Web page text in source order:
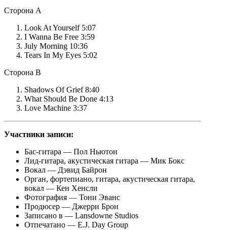
Сторона A
Look At Yourself 5:07
I Wanna Be Free 3:59
July Morning 10:36
Tears In My Eyes 5:02
Сторона B
Shadows Of Grief 8:40
What Should Be Done 4:13
Love Machine 3:37
Участники записи:
Бас-гитара — Пол Ньютон
Лид-гитара, акустическая гитара — Мик Бокс
Вокал — Дэвид Байрон
Орган, фортепиано, гитара, акустическая гитара,
вокал — Кен Хенсли
Фотография — Тони Эванс
Продюсер — Джерри Брон
Записано в — Lansdowne Studios
Отпечатано — E.J. Day Group